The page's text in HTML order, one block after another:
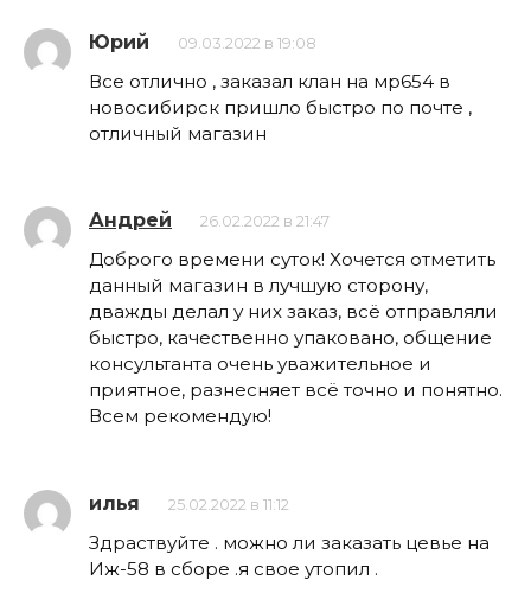
Юрий 09.03.2022 в 19:08
Все отлично , заказал клан на мр654 в
новосибирск пришло быстро по почте ,
отличный магазин
Андрей 26.02.2022 в 21:47
Доброго времени суток! Хочется отметить
данный магазин в лучшую сторону,
дважды делал у них заказ, всё отправляли
быстро, качественно упаковано, общение
консультанта очень уважительное и
приятное, разнесняет всё точно и понятно.
Всем рекомендую!
илья 25.02.2022 в 11:12
Здраствуйте . можно ли заказать цевье на
Иж-58 в сборе .я свое утопил .